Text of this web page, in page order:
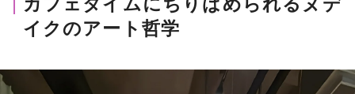
カフェタイムにちりばめられるヌデ
イクのアート哲学